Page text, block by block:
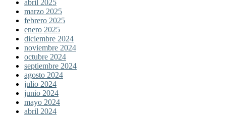
abril 2025
marzo 2025
febrero 2025
enero 2025
diciembre 2024
noviembre 2024
octubre 2024
septiembre 2024
agosto 2024
julio 2024
junio 2024
mayo 2024
abril 2024